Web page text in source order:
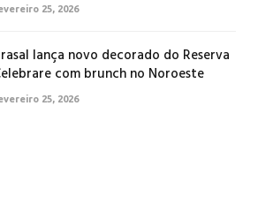
25, 2026
lança novo decorado do Reserva
com brunch no Noroeste
25, 2026